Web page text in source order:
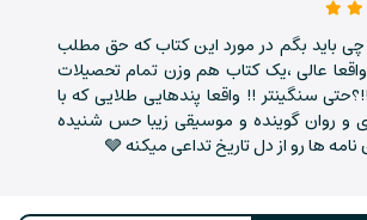
چرا باید این کتاب رو بخونی، فقط به یه
همه‌چیز بیرون از کنترلت داره می‌لرزه،
می‌داره؟ اگه جوابت «نمی‌دونم» بود،
بشینی و به حرف‌های یه پیرمرد رومی گوش
برای گفتن داشته باشه که هیچ‌کس
باید بگم در مورد این کتاب که حق مطلب
عالی ،یک کتاب هم وزن تمام تحصیلات
سنگینتر !! واقعا پندهایی طلایی که با
روان گوینده و موسیقی زیبا حس شنیده
ها رو از دل تاریخ تداعی میکنه 🩶